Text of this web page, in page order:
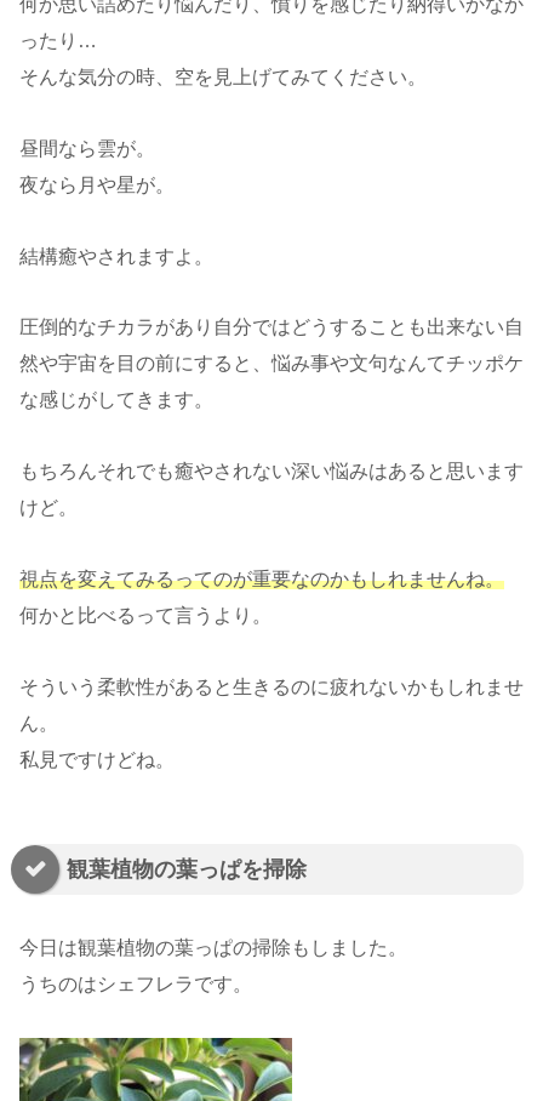
何か思い詰めたり悩んだり、憤りを感じたり納得いかなか
ったり…
そんな気分の時、空を見上げてみてください。
昼間なら雲が。
夜なら月や星が。
結構癒やされますよ。
圧倒的なチカラがあり自分ではどうすることも出来ない自
然や宇宙を目の前にすると、悩み事や文句なんてチッポケ
な感じがしてきます。
もちろんそれでも癒やされない深い悩みはあると思います
けど。
視点を変えてみるってのが重要なのかもしれませんね。
何かと比べるって言うより。
そういう柔軟性があると生きるのに疲れないかもしれませ
ん。
私見ですけどね。
観葉植物の葉っぱを掃除
今日は観葉植物の葉っぱの掃除もしました。
うちのはシェフレラです。